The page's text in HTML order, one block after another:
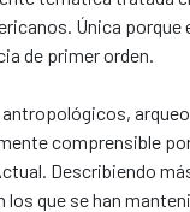
Única porque
de primer orden.
comprensible
Describiendo
que se han